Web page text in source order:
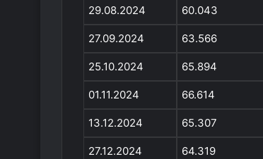
29.08.2024 60.043
27.09.2024 63.566
25.10.2024 65.894
01.11.2024 66.614
13.12.2024 65.307
27.12.2024 64.319